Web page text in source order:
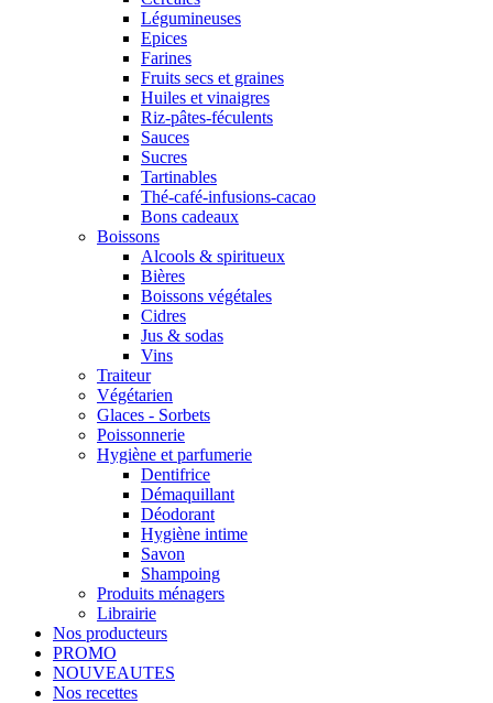
Légumineuses
Epices
Farines
Fruits secs et graines
Huiles et vinaigres
Riz-pâtes-féculents
Sauces
Sucres
Tartinables
Thé-café-infusions-cacao
Bons cadeaux
Boissons
Alcools & spiritueux
Bières
Boissons végétales
Cidres
Jus & sodas
Vins
Traiteur
Végétarien
Glaces - Sorbets
Poissonnerie
Hygiène et parfumerie
Dentifrice
Démaquillant
Déodorant
Hygiène intime
Savon
Shampoing
Produits ménagers
Librairie
Nos producteurs
PROMO
NOUVEAUTES
Nos recettes